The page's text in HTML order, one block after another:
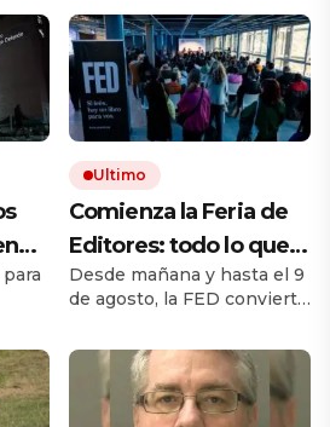
Ultimo
Comienza la Feria de
Editores: todo lo que
hay que saber para
aprovechar la visita
Desde mañana y hasta el 9
de agosto, la FED convierte
punto de encuentro del
libro independiente. La
muestra reúne sellos de la
Argentina y del exterior,